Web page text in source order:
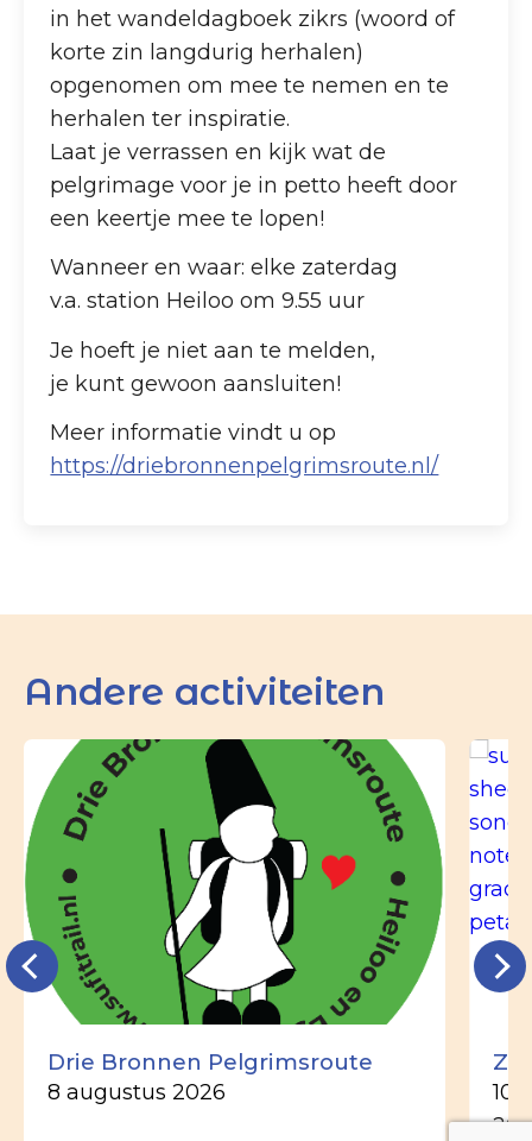
in het wandeldagboek zikrs (woord of
korte zin langdurig herhalen)
opgenomen om mee te nemen en te
herhalen ter inspiratie.
Laat je verrassen en kijk wat de
pelgrimage voor je in petto heeft door
een keertje mee te lopen!
Wanneer en waar: elke zaterdag
v.a. station Heiloo om 9.55 uur
Je hoeft je niet aan te melden,
je kunt gewoon aansluiten!
Meer informatie vindt u op
https://driebronnenpelgrimsroute.nl/
Andere activiteiten
Drie Bronnen Pelgrimsroute
8 augustus 2026
10